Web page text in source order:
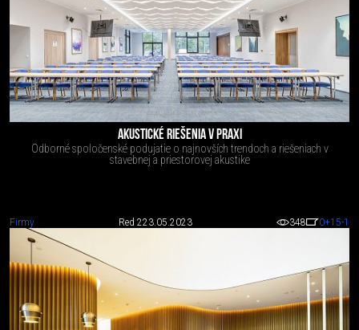
AKUSTICKÉ RIEŠENIA V PRAXI
Odborné spoločenské podujatie o najnovších trendoch a riešeniach v
stavebnej a priestorovej akustike
Firmy Red 223.05.2023 348 0+15-1